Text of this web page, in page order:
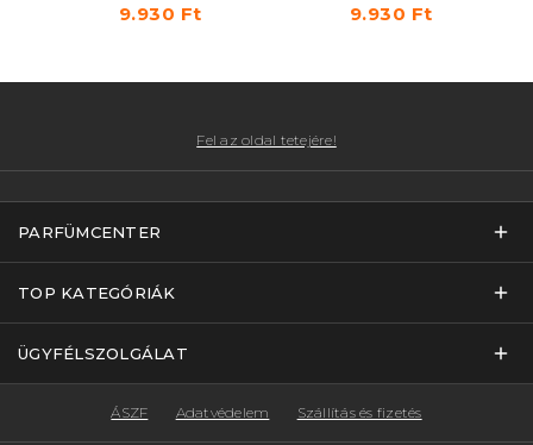
9.930 Ft 9.930 Ft
Fel az oldal tetejére!
PARFÜMCENTER
TOP KATEGÓRIÁK
ÜGYFÉLSZOLGÁLAT
ÁSZF Adatvédelem Szállítás és fizetés